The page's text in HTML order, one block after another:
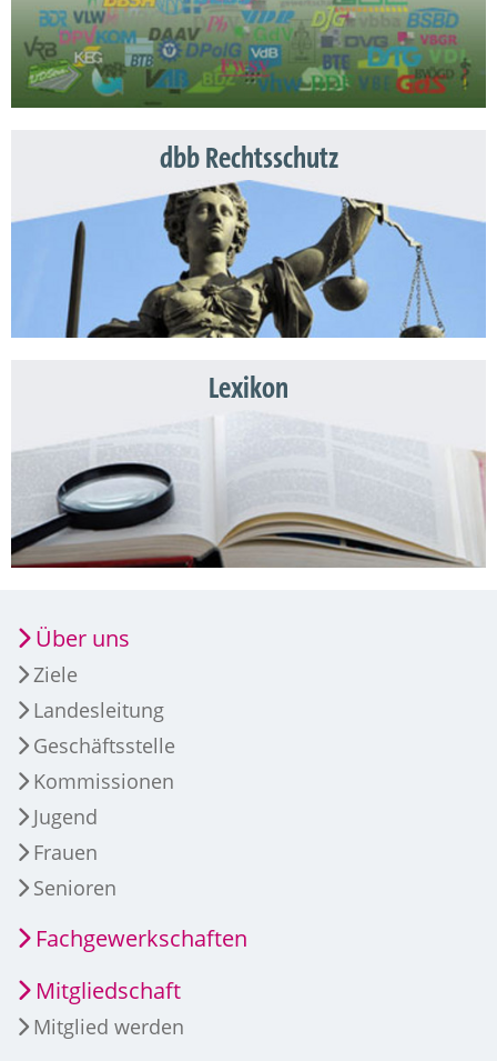
dbb Rechtsschutz
Lexikon
Über uns
Ziele
Landesleitung
Geschäftsstelle
Kommissionen
Jugend
Frauen
Senioren
Fachgewerkschaften
Mitgliedschaft
Mitglied werden